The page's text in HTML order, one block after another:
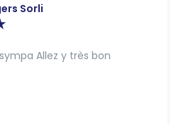
Sorli
Allez y très bon